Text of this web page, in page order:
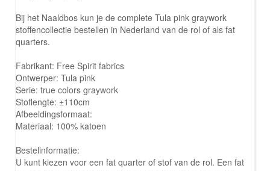
Bij het Naaldbos kun je de complete Tula pink graywork
stoffencollectie bestellen in Nederland van de rol of als fat
quarters.
Fabrikant: Free Spirit fabrics
Ontwerper: Tula pink
Serie: true colors graywork
Stoflengte: ±110cm
Afbeeldingsformaat:
Materiaal: 100% katoen
Bestelinformatie:
U kunt kiezen voor een fat quarter of stof van de rol. Een fat